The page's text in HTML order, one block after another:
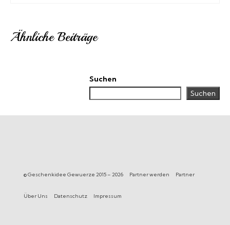
Ähnliche Beiträge
Suchen
Suchen
© Geschenkidee Gewuerze 2015 – 2026 Partner werden Partner
Über Uns Datenschutz Impressum